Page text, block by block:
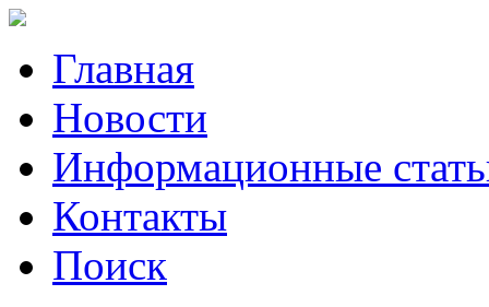
Главная
Новости
Информационные
Контакты
Поиск